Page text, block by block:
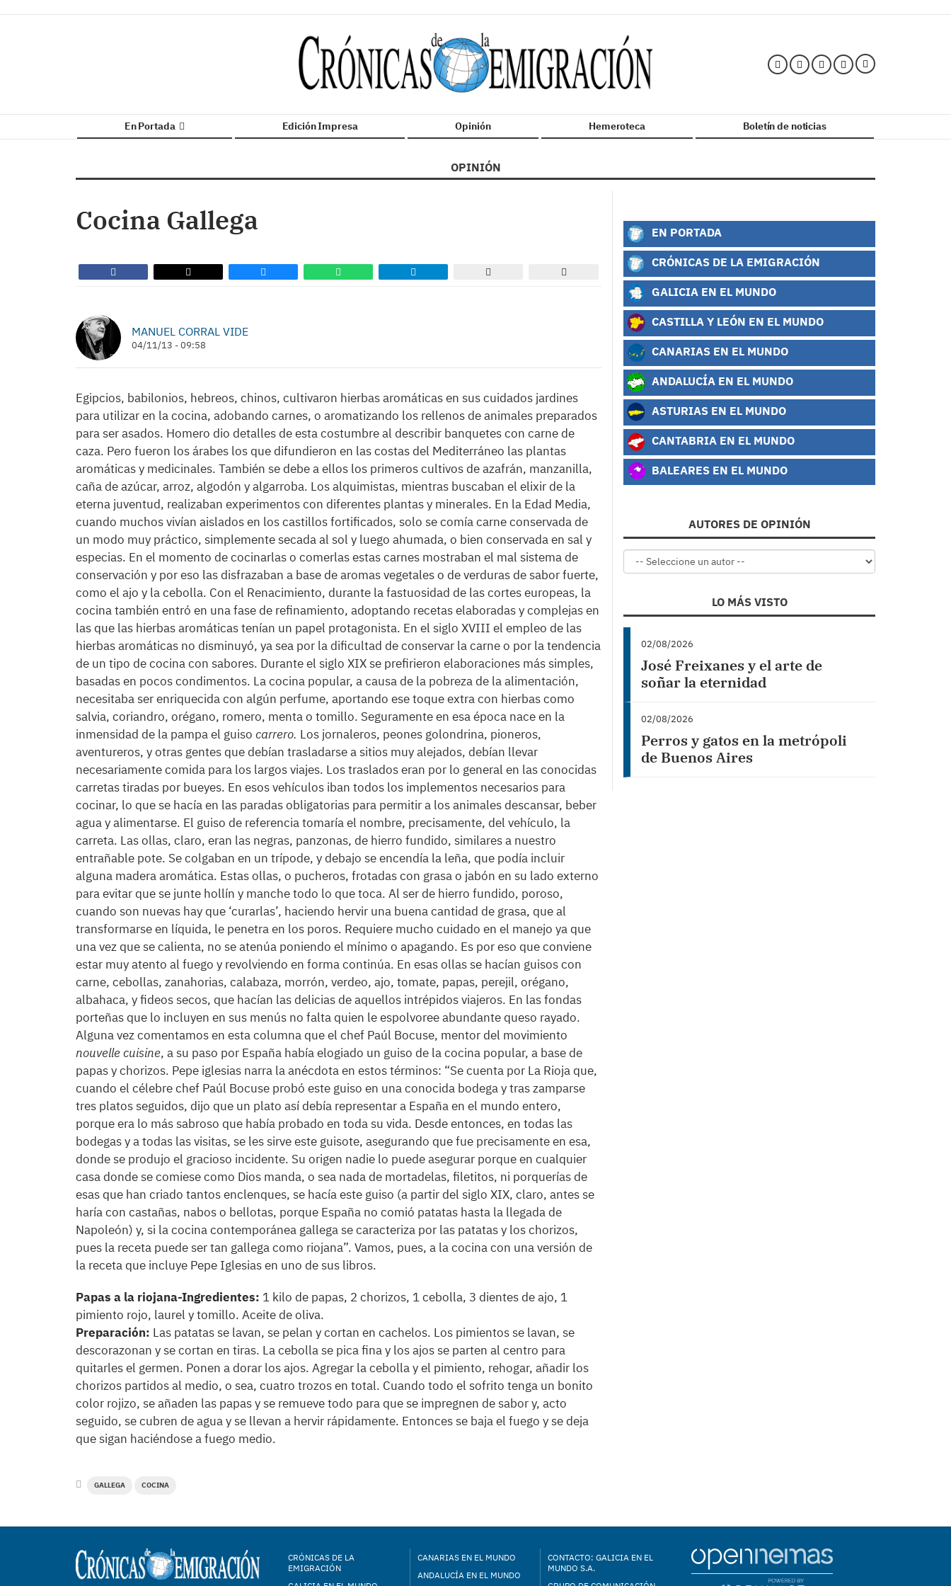
En Portada Edición Impresa Opinión Hemeroteca Boletín de noticias
OPINIÓN
Cocina Gallega
MANUEL CORRAL VIDE
04/11/13 - 09:58
Egipcios, babilonios, hebreos, chinos, cultivaron hierbas aromáticas en sus cuidados jardines
para utilizar en la cocina, adobando carnes, o aromatizando los rellenos de animales preparados
para ser asados. Homero dio detalles de esta costumbre al describir banquetes con carne de
caza. Pero fueron los árabes los que difundieron en las costas del Mediterráneo las plantas
aromáticas y medicinales. También se debe a ellos los primeros cultivos de azafrán, manzanilla,
caña de azúcar, arroz, algodón y algarroba. Los alquimistas, mientras buscaban el elixir de la
eterna juventud, realizaban experimentos con diferentes plantas y minerales. En la Edad Media,
cuando muchos vivían aislados en los castillos fortificados, solo se comía carne conservada de
un modo muy práctico, simplemente secada al sol y luego ahumada, o bien conservada en sal y
especias. En el momento de cocinarlas o comerlas estas carnes mostraban el mal sistema de
conservación y por eso las disfrazaban a base de aromas vegetales o de verduras de sabor fuerte,
como el ajo y la cebolla. Con el Renacimiento, durante la fastuosidad de las cortes europeas, la
cocina también entró en una fase de refinamiento, adoptando recetas elaboradas y complejas en
las que las hierbas aromáticas tenían un papel protagonista. En el siglo XVIII el empleo de las
hierbas aromáticas no disminuyó, ya sea por la dificultad de conservar la carne o por la tendencia
de un tipo de cocina con sabores. Durante el siglo XIX se prefirieron elaboraciones más simples,
basadas en pocos condimentos. La cocina popular, a causa de la pobreza de la alimentación,
necesitaba ser enriquecida con algún perfume, aportando ese toque extra con hierbas como
salvia, coriandro, orégano, romero, menta o tomillo. Seguramente en esa época nace en la
inmensidad de la pampa el guiso carrero. Los jornaleros, peones golondrina, pioneros,
aventureros, y otras gentes que debían trasladarse a sitios muy alejados, debían llevar
necesariamente comida para los largos viajes. Los traslados eran por lo general en las conocidas
carretas tiradas por bueyes. En esos vehículos iban todos los implementos necesarios para
cocinar, lo que se hacía en las paradas obligatorias para permitir a los animales descansar, beber
agua y alimentarse. El guiso de referencia tomaría el nombre, precisamente, del vehículo, la
carreta. Las ollas, claro, eran las negras, panzonas, de hierro fundido, similares a nuestro
entrañable pote. Se colgaban en un trípode, y debajo se encendía la leña, que podía incluir
alguna madera aromática. Estas ollas, o pucheros, frotadas con grasa o jabón en su lado externo
para evitar que se junte hollín y manche todo lo que toca. Al ser de hierro fundido, poroso,
cuando son nuevas hay que ‘curarlas’, haciendo hervir una buena cantidad de grasa, que al
transformarse en líquida, le penetra en los poros. Requiere mucho cuidado en el manejo ya que
una vez que se calienta, no se atenúa poniendo el mínimo o apagando. Es por eso que conviene
estar muy atento al fuego y revolviendo en forma continúa. En esas ollas se hacían guisos con
carne, cebollas, zanahorias, calabaza, morrón, verdeo, ajo, tomate, papas, perejil, orégano,
albahaca, y fideos secos, que hacían las delicias de aquellos intrépidos viajeros. En las fondas
porteñas que lo incluyen en sus menús no falta quien le espolvoree abundante queso rayado.
Alguna vez comentamos en esta columna que el chef Paúl Bocuse, mentor del movimiento
nouvelle cuisine, a su paso por España había elogiado un guiso de la cocina popular, a base de
papas y chorizos. Pepe iglesias narra la anécdota en estos términos: “Se cuenta por La Rioja que,
cuando el célebre chef Paúl Bocuse probó este guiso en una conocida bodega y tras zamparse
tres platos seguidos, dijo que un plato así debía representar a España en el mundo entero,
porque era lo más sabroso que había probado en toda su vida. Desde entonces, en todas las
bodegas y a todas las visitas, se les sirve este guisote, asegurando que fue precisamente en esa,
donde se produjo el gracioso incidente. Su origen nadie lo puede asegurar porque en cualquier
casa donde se comiese como Dios manda, o sea nada de mortadelas, filetitos, ni porquerías de
esas que han criado tantos enclenques, se hacía este guiso (a partir del siglo XIX, claro, antes se
haría con castañas, nabos o bellotas, porque España no comió patatas hasta la llegada de
Napoleón) y, si la cocina contemporánea gallega se caracteriza por las patatas y los chorizos,
pues la receta puede ser tan gallega como riojana”. Vamos, pues, a la cocina con una versión de
la receta que incluye Pepe Iglesias en uno de sus libros.
Papas a la riojana-Ingredientes: 1 kilo de papas, 2 chorizos, 1 cebolla, 3 dientes de ajo, 1
pimiento rojo, laurel y tomillo. Aceite de oliva.
Preparación: Las patatas se lavan, se pelan y cortan en cachelos. Los pimientos se lavan, se
descorazonan y se cortan en tiras. La cebolla se pica fina y los ajos se parten al centro para
quitarles el germen. Ponen a dorar los ajos. Agregar la cebolla y el pimiento, rehogar, añadir los
chorizos partidos al medio, o sea, cuatro trozos en total. Cuando todo el sofrito tenga un bonito
color rojizo, se añaden las papas y se remueve todo para que se impregnen de sabor y, acto
seguido, se cubren de agua y se llevan a hervir rápidamente. Entonces se baja el fuego y se deja
que sigan haciéndose a fuego medio.
GALLEGA COCINA
EN PORTADA
CRÓNICAS DE LA EMIGRACIÓN
GALICIA EN EL MUNDO
CASTILLA Y LEÓN EN EL MUNDO
CANARIAS EN EL MUNDO
ANDALUCÍA EN EL MUNDO
ASTURIAS EN EL MUNDO
CANTABRIA EN EL MUNDO
BALEARES EN EL MUNDO
AUTORES DE OPINIÓN
LO MÁS VISTO
02/08/2026
José Freixanes y el arte de
soñar la eternidad
02/08/2026
Perros y gatos en la metrópoli
de Buenos Aires
CRÓNICAS DE LA
EMIGRACIÓN
CANARIAS EN EL MUNDO
ANDALUCÍA EN EL MUNDO
CONTACTO: GALICIA EN EL
MUNDO S.A.